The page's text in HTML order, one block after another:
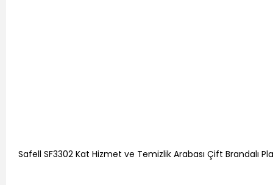
Safell SF3302 Kat Hizmet ve Temizlik Arabası Çift Brandalı